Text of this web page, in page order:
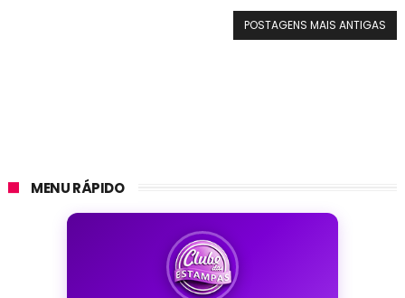
POSTAGENS MAIS ANTIGAS
MENU RÁPIDO